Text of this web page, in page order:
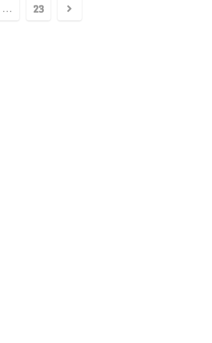
… 23